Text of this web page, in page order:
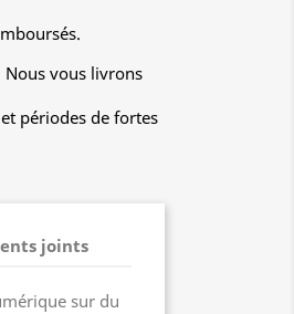
Nous vous livrons
périodes de fortes
joints
sur du